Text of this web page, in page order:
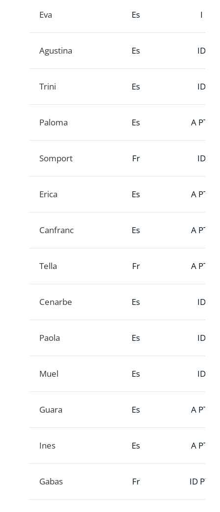
Eva Es I
Agustina Es ID
Trini Es ID
Paloma Es A PTT
Somport Fr ID
Erica Es A PTT
Canfranc Es A PTT
Tella Fr A PTT
Cenarbe Es ID
Paola Es ID
Muel Es ID
Guara Es A PTT
Ines Es A PTT
Gabas Fr ID PTT